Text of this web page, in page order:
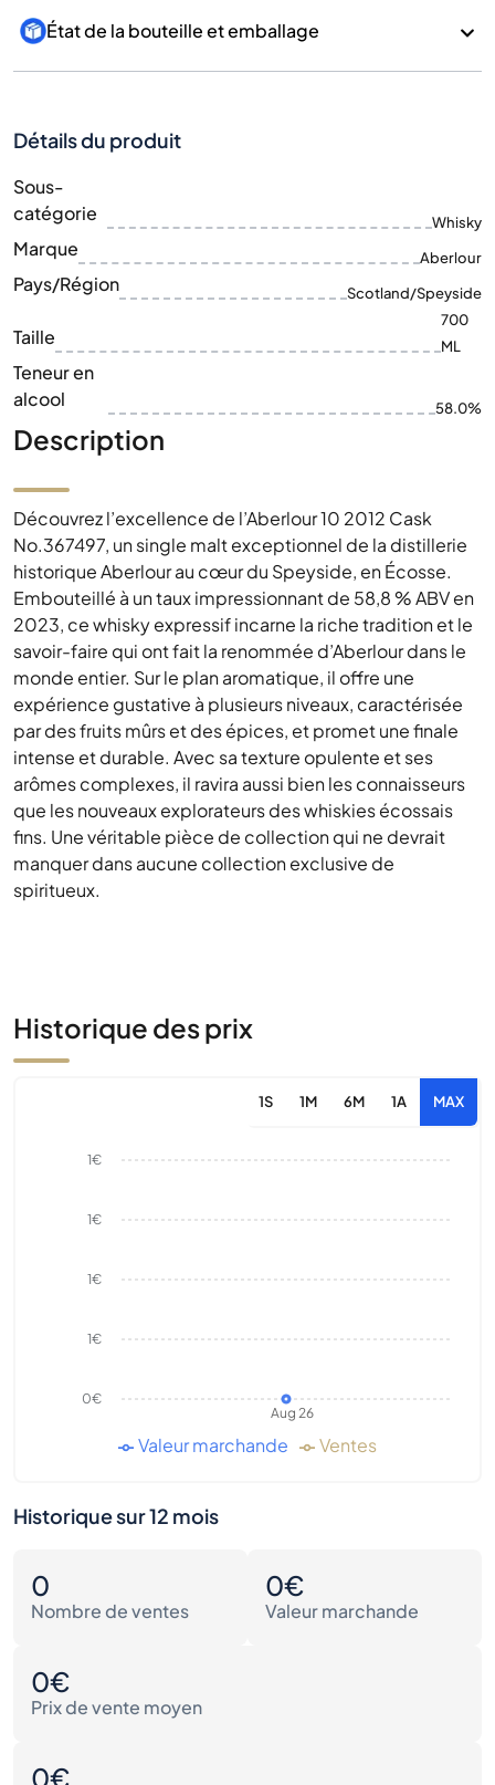
État de la bouteille et emballage
Détails du produit
Sous-
catégorie
Whisky
Marque Aberlour
Pays/Région Scotland/Speyside
Taille
700
ML
Teneur en
alcool
58.0%
Description
Découvrez l’excellence de l’Aberlour 10 2012 Cask
No.367497, un single malt exceptionnel de la distillerie
historique Aberlour au cœur du Speyside, en Écosse.
Embouteillé à un taux impressionnant de 58,8 % ABV en
2023, ce whisky expressif incarne la riche tradition et le
savoir-faire qui ont fait la renommée d’Aberlour dans le
monde entier. Sur le plan aromatique, il offre une
expérience gustative à plusieurs niveaux, caractérisée
par des fruits mûrs et des épices, et promet une finale
intense et durable. Avec sa texture opulente et ses
arômes complexes, il ravira aussi bien les connaisseurs
que les nouveaux explorateurs des whiskies écossais
fins. Une véritable pièce de collection qui ne devrait
manquer dans aucune collection exclusive de
spiritueux.
Historique des prix
1S 1M 6M 1A MAX
Aug 26
0€
1€
1€
1€
1€
Valeur marchande Ventes
Historique sur 12 mois
0
Nombre de ventes
0€
Valeur marchande
0€
Prix de vente moyen
0€